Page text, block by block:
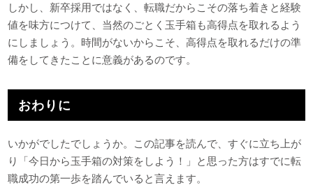
しかし、新卒採用ではなく、転職だからこその落ち着きと経験
値を味方につけて、当然のごとく玉手箱も高得点を取れるよう
にしましょう。時間がないからこそ、高得点を取れるだけの準
備をしてきたことに意義があるのです。
おわりに
いかがでしたでしょうか。この記事を読んで、すぐに立ち上が
り「今日から玉手箱の対策をしよう！」と思った方はすでに転
職成功の第一歩を踏んでいると言えます。